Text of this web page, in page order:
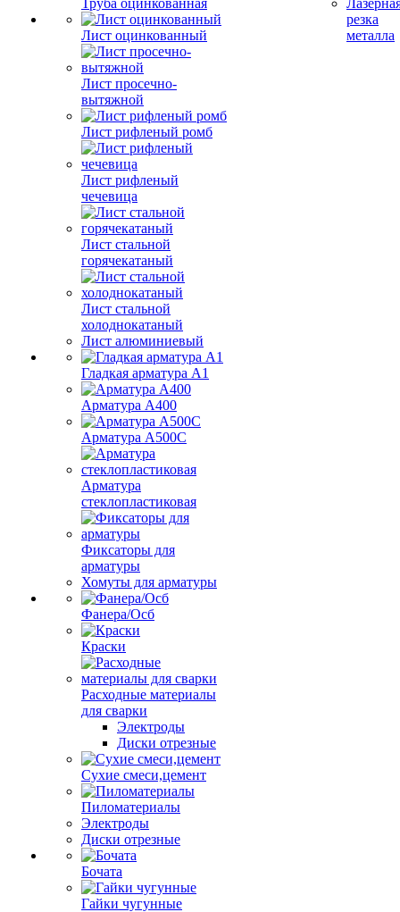
Труба оцинкованная
Лист оцинкованный
Лист просечно-
вытяжной
Лист рифленый ромб
Лист рифленый
чечевица
Лист стальной
горячекатаный
Лист стальной
холоднокатаный
Лист алюминиевый
Гладкая арматура А1
Арматура А400
Арматура A500C
Арматура
стеклопластиковая
Фиксаторы для
арматуры
Хомуты для арматуры
Фанера/Осб
Краски
Расходные материалы
для сварки
Электроды
Диски отрезные
Сухие смеси,цемент
Пиломатериалы
Электроды
Диски отрезные
Бочата
Гайки чугунные
резка
металла